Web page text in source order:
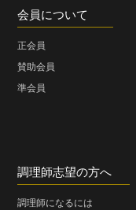
会員について
正会員
賛助会員
準会員
調理師志望の方へ
調理師になるには